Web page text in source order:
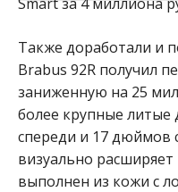
Также доработали и
Brabus 92R получил
заниженную на 25
более крупные
спереди и 17 дюймов
визуально
выполнен из кожи с